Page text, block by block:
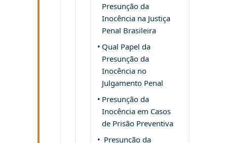
Presunção da
Inocência na Justiça
Penal Brasileira
Qual Papel da
Presunção da
Inocência no
Julgamento Penal
Presunção da
Inocência em Casos
de Prisão Preventiva
Presunção da